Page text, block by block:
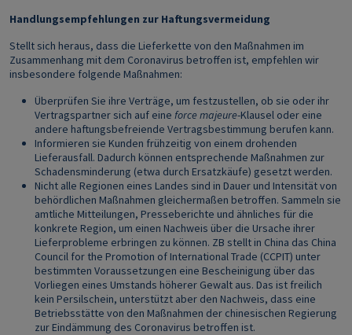
Handlungsempfehlungen zur Haftungsvermeidung
Stellt sich heraus, dass die Lieferkette von den Maßnahmen im
Zusammenhang mit dem Coronavirus betroffen ist, empfehlen wir
insbesondere folgende Maßnahmen:
Überprüfen Sie ihre Verträge, um festzustellen, ob sie oder ihr
Vertragspartner sich auf eine force majeure-Klausel oder eine
andere haftungsbefreiende Vertragsbestimmung berufen kann.
Informieren sie Kunden frühzeitig von einem drohenden
Lieferausfall. Dadurch können entsprechende Maßnahmen zur
Schadensminderung (etwa durch Ersatzkäufe) gesetzt werden.
Nicht alle Regionen eines Landes sind in Dauer und Intensität von
behördlichen Maßnahmen gleichermaßen betroffen. Sammeln sie
amtliche Mitteilungen, Presseberichte und ähnliches für die
konkrete Region, um einen Nachweis über die Ursache ihrer
Lieferprobleme erbringen zu können. ZB stellt in China das China
Council for the Promotion of International Trade (CCPIT) unter
bestimmten Voraussetzungen eine Bescheinigung über das
Vorliegen eines Umstands höherer Gewalt aus. Das ist freilich
kein Persilschein, unterstützt aber den Nachweis, dass eine
Betriebsstätte von den Maßnahmen der chinesischen Regierung
zur Eindämmung des Coronavirus betroffen ist.